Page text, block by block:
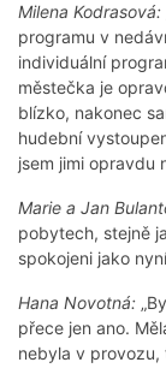
Milena Kodrasová:
programu v
individuální
městečka je
blízko, nakonec
hudební
jsem jimi opravdu
Marie a Jan
pobytech, stejně
spokojeni jako
Hana Novotná:
přece jen ano.
nebyla v provozu,